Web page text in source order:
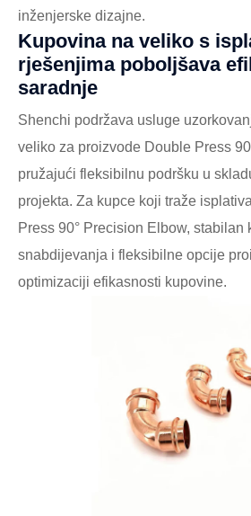
inženjerske dizajne.
Kupovina na veliko s
rješenjima poboljšava
saradnje
Shenchi podržava usluge
veliko za proizvode Double Press
pružajući fleksibilnu podršku u
projekta. Za kupce koji traže
Press 90° Precision Elbow, stabilan
snabdijevanja i fleksibilne opcije
optimizaciji efikasnosti kupovine.